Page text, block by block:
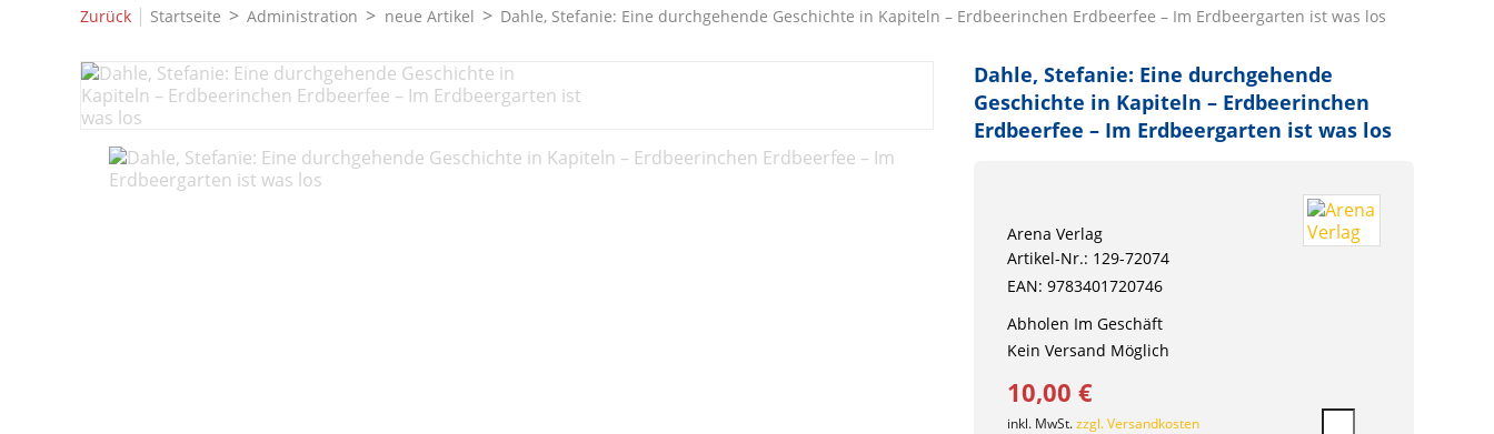
Zurück | Startseite Administration neue Artikel Dahle, Stefanie: Eine durchgehende Geschichte in Kapiteln – Erdbeerinchen Erdbeerfee – Im Erdbeergarten ist was los
Dahle, Stefanie: Eine durchgehende
Geschichte in Kapiteln – Erdbeerinchen
Erdbeerfee – Im Erdbeergarten ist was los
Arena Verlag
Artikel-Nr.: 129-72074
EAN: 9783401720746
Abholen Im Geschäft
Kein Versand Möglich
10,00 €
inkl. MwSt.zzgl. Versandkosten